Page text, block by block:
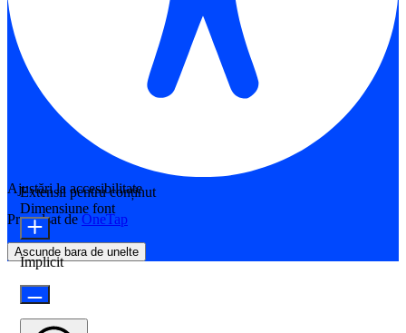
Ajustări la accesibilitate
Propulsat de OneTap
Ascunde bara de unelte
Extensii pentru conținut
Dimensiune font
Implicit